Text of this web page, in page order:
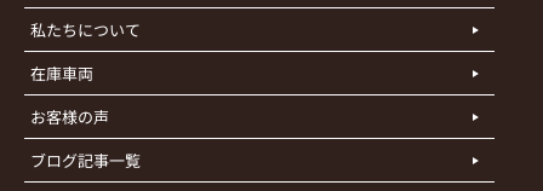
私たちについて
在庫車両
お客様の声
ブログ記事一覧